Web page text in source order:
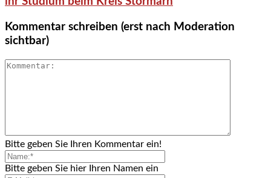
Kommentar schreiben (erst nach Moderation
sichtbar)
Bitte geben Sie Ihren Kommentar ein!
Bitte geben Sie hier Ihren Namen ein